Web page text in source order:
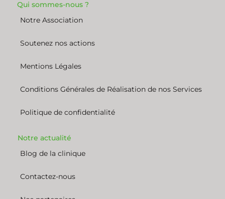
Qui sommes-nous ?
Notre Association
Soutenez nos actions
Mentions Légales
Conditions Générales de Réalisation de nos Services
Politique de confidentialité
Notre actualité
Blog de la clinique
Contactez-nous